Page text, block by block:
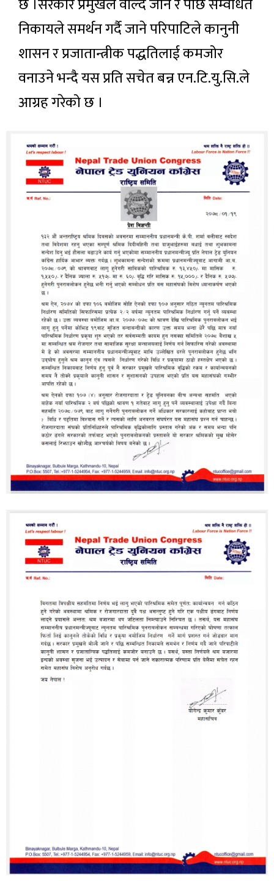
छ ।सरकार प्रमुखले वोल्दै जाने र पछि सम्वधित
निकायले समर्थन गर्दै जाने परिपाटिले कानुनी
शासन र प्रजातान्त्रीक पद्धतिलाई कमजोर
वनाउने भन्दै यस प्रति सचेत बन्न एन.टि.यु.सि.ले
आग्रह गरेको छ ।